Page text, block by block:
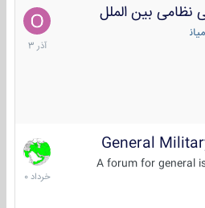
بین الملل
21
آذر
1403
General
A forum for
10
خرداد
1400